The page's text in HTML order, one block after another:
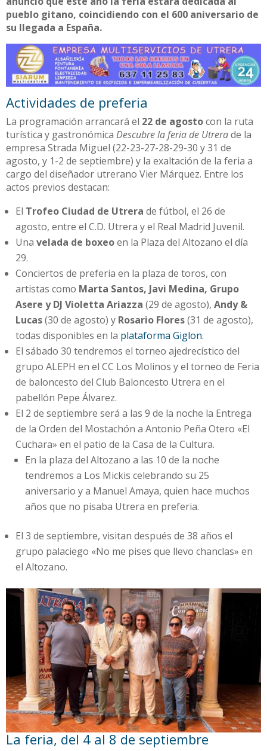
pueblo gitano, coincidiendo con el 600 aniversario de
su llegada a España.
Actividades de preferia
La programación arrancará el 22 de agostocon la ruta
turística y gastronómica Descubre la feria de Utrerade la
empresa Strada Miguel (22-23-27-28-29-30 y 31 de
agosto, y 1-2 de septiembre) y la exaltación de la feria a
cargo del diseñador utrerano Vier Márquez. Entre los
actos previos destacan:
El Trofeo Ciudad de Utrera de fútbol, el 26 de
agosto, entre el C.D. Utrera y el Real Madrid Juvenil.
Una velada de boxeoen la Plaza del Altozano el día
29.
Conciertos de preferia en la plaza de toros, con
artistas como Marta Santos, Javi Medina, Grupo
Asere y DJ Violetta Ariazza (29 de agosto), Andy &
Lucas(30 de agosto) y Rosario Flores(31 de agosto),
todas disponibles en la plataforma Giglon.
El sábado 30 tendremos el torneo ajedrecístico del
grupo ALEPH en el CC Los Molinos y el torneo de Feria
de baloncesto del Club Baloncesto Utrera en el
pabellón Pepe Álvarez.
El 2 de septiembre será a las 9 de la noche la Entrega
de la Orden del Mostachón a Antonio Peña Otero «El
Cuchara» en el patio de la Casa de la Cultura.
En la plaza del Altozano a las 10 de la noche
tendremos a Los Mickis celebrando su 25
aniversario y a Manuel Amaya, quien hace muchos
años que no pisaba Utrera en preferia.
El 3 de septiembre, visitan después de 38 años el
grupo palaciego «No me pises que llevo chanclas» en
el Altozano.
La feria, del 4 al 8 de septiembre